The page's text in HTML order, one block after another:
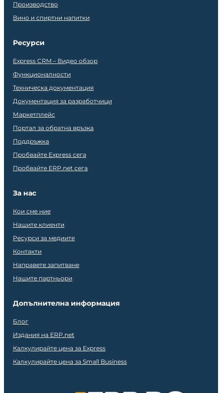
Производство
Вино и спиртни напитки
Ресурси
Express CRM – Видео обзор
Функционалности
Техническа документация
Документация за разработчици
Маркетплейс
Портал за обратна връзка
Поддръжка
Пробвайте Express сега
Пробвайте ERP.net сега
За нас
Кои сме ние
Нашите клиенти
Ресурси за медиите
Контакти
Направете запитване
Нашите партньори
Допълнителна информация
Блог
Издания на ERP.net
Калкулирайте цена за Express
Калкулирайте цена за Small Business